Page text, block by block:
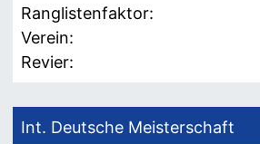
Ranglistenfaktor:
Verein:
Revier:
Int. Deutsche Meisterschaft